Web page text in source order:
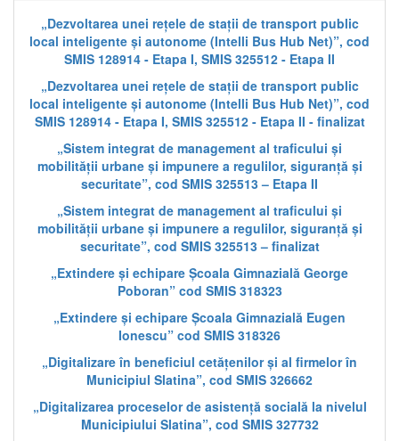
„Dezvoltarea unei rețele de stații de transport public
local inteligente și autonome (Intelli Bus Hub Net)”, cod
SMIS 128914 - Etapa I, SMIS 325512 - Etapa II
„Dezvoltarea unei rețele de stații de transport public
local inteligente și autonome (Intelli Bus Hub Net)”, cod
SMIS 128914 - Etapa I, SMIS 325512 - Etapa II - finalizat
„Sistem integrat de management al traficului și
mobilității urbane și impunere a regulilor, siguranță și
securitate”, cod SMIS 325513 – Etapa II
„Sistem integrat de management al traficului și
mobilității urbane și impunere a regulilor, siguranță și
securitate”, cod SMIS 325513 – finalizat
„Extindere și echipare Școala Gimnazială George
Poboran” cod SMIS 318323
„Extindere și echipare Școala Gimnazială Eugen
Ionescu” cod SMIS 318326
„Digitalizare în beneficiul cetățenilor și al firmelor în
Municipiul Slatina”, cod SMIS 326662
„Digitalizarea proceselor de asistență socială la nivelul
Municipiului Slatina”, cod SMIS 327732